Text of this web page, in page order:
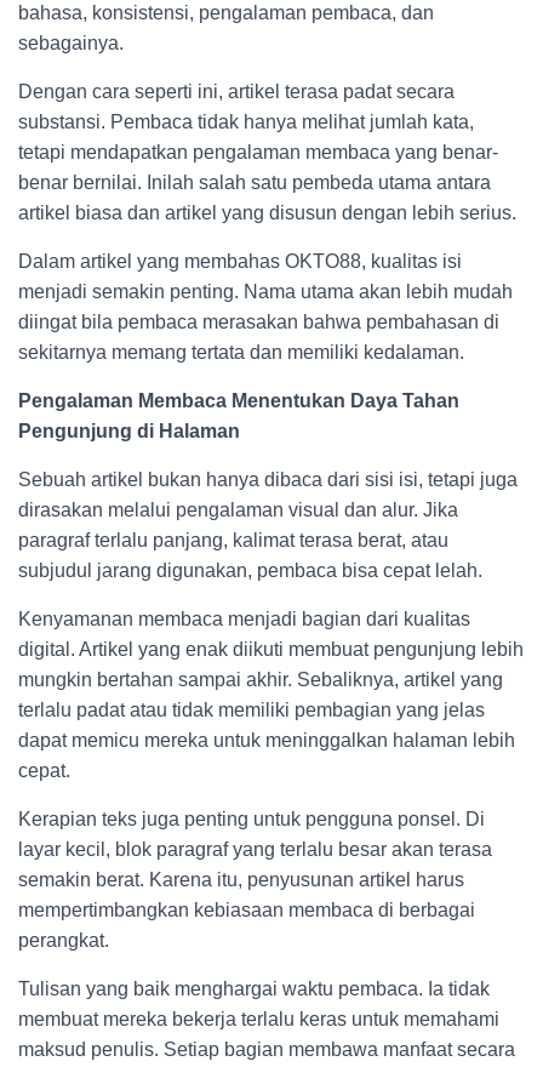
bahasa, konsistensi, pengalaman pembaca, dan
sebagainya.
Dengan cara seperti ini, artikel terasa padat secara
substansi. Pembaca tidak hanya melihat jumlah kata,
tetapi mendapatkan pengalaman membaca yang benar-
benar bernilai. Inilah salah satu pembeda utama antara
artikel biasa dan artikel yang disusun dengan lebih serius.
Dalam artikel yang membahas OKTO88, kualitas isi
menjadi semakin penting. Nama utama akan lebih mudah
diingat bila pembaca merasakan bahwa pembahasan di
sekitarnya memang tertata dan memiliki kedalaman.
Pengalaman Membaca Menentukan Daya Tahan
Pengunjung di Halaman
Sebuah artikel bukan hanya dibaca dari sisi isi, tetapi juga
dirasakan melalui pengalaman visual dan alur. Jika
paragraf terlalu panjang, kalimat terasa berat, atau
subjudul jarang digunakan, pembaca bisa cepat lelah.
Kenyamanan membaca menjadi bagian dari kualitas
digital. Artikel yang enak diikuti membuat pengunjung lebih
mungkin bertahan sampai akhir. Sebaliknya, artikel yang
terlalu padat atau tidak memiliki pembagian yang jelas
dapat memicu mereka untuk meninggalkan halaman lebih
cepat.
Kerapian teks juga penting untuk pengguna ponsel. Di
layar kecil, blok paragraf yang terlalu besar akan terasa
semakin berat. Karena itu, penyusunan artikel harus
mempertimbangkan kebiasaan membaca di berbagai
perangkat.
Tulisan yang baik menghargai waktu pembaca. Ia tidak
membuat mereka bekerja terlalu keras untuk memahami
maksud penulis. Setiap bagian membawa manfaat secara